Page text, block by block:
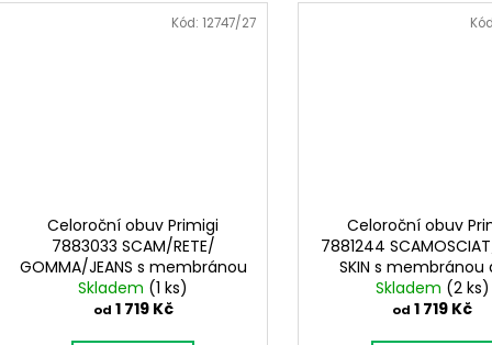
Celoroční obuv Primigi
7883033 SCAM/RETE/
GOMMA/JEANS s membránou
dívčí
Skladem (1 ks)
od 1 719 Kč
Kód:12747/27
Celoroční obuv
7881244
SKIN s membránou
Skladem (2 ks)
od 1 719 Kč